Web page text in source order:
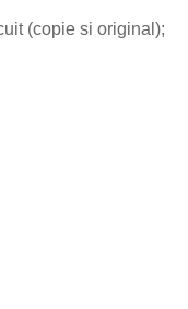
(copie si original);